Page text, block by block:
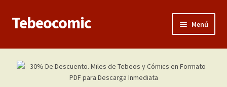
Ir
Ir
al
Tebeocomic Menú
Inicio